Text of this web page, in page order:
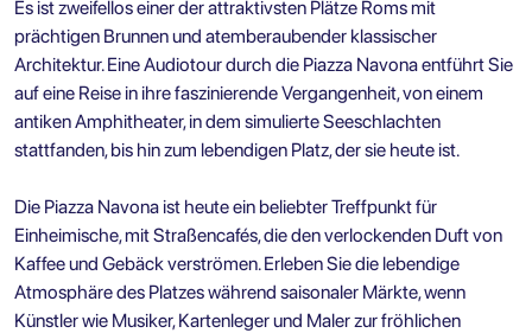
Es ist zweifellos einer der attraktivsten Plätze Roms mit
prächtigen Brunnen und atemberaubender klassischer
Architektur. EineAudiotour durch die Piazza Navonaentführt Sie
auf eine Reise in ihre faszinierende Vergangenheit, von einem
antiken Amphitheater, in dem simulierte Seeschlachten
stattfanden, bis hin zum lebendigen Platz, der sie heute ist.
Die Piazza Navona ist heute ein beliebter Treffpunkt für
Einheimische, mit Straßencafés, die den verlockenden Duft von
Kaffee und Gebäck verströmen. Erleben Sie die lebendige
Atmosphäre des Platzes während saisonaler Märkte, wenn
Künstler wie Musiker, Kartenleger und Maler zur fröhlichen